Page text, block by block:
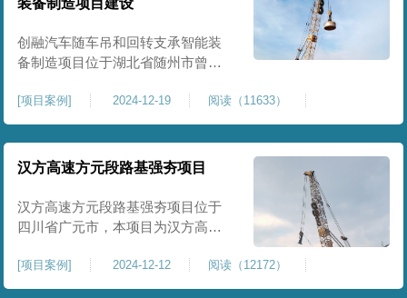
保场地临近建筑物安全性，我司在
临近建筑物的场地界限开挖减震沟
装备制造项目建设
创融汽车随车吊和回转支承智能装
备制造项目位于湖北省随州市曾都
套设置，本次对主要对项目生产车
间区域进行强夯施工，面积约为
20000平方米，要求经强夯后地基承
载力不低于140Kpa。康尚强夯公司
场，设备型号为ZRYG3500C，施工
作业人员按照设计严格施工。
[项目案例] 2024-12-19 阅读（11633）
汉方高速方元段路基强夯项目
汉方高速方元段路基强夯项目位于
四川省广元市，本项目为汉方高速
240000平方米，施工周期长，待路
基回填达到设计标高后，强夯施工
[项目案例] 2024-12-12 阅读（12172）